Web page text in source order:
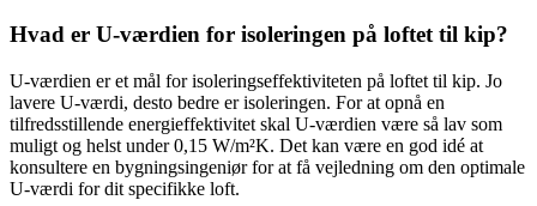
Hvad er U-værdien for isoleringen på loftet til kip?
U-værdien er et mål for isoleringseffektiviteten på loftet til kip. Jo
lavere U-værdi, desto bedre er isoleringen. For at opnå en
tilfredsstillende energieffektivitet skal U-værdien være så lav som
muligt og helst under 0,15 W/m²K. Det kan være en god idé at
konsultere en bygningsingeniør for at få vejledning om den optimale
U-værdi for dit specifikke loft.